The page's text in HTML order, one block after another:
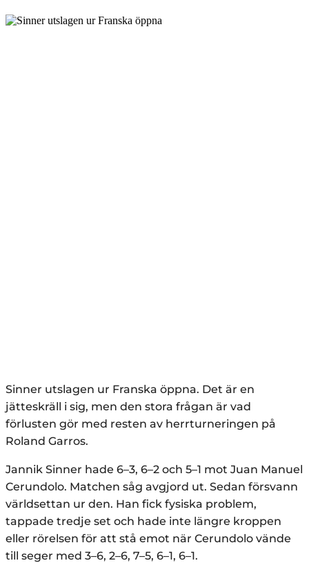
Sinner utslagen ur Franska öppna. Det är en
jätteskräll i sig, men den stora frågan är vad
förlusten gör med resten av herrturneringen på
Roland Garros.
Jannik Sinner hade 6–3, 6–2 och 5–1 mot Juan Manuel
Cerundolo. Matchen såg avgjord ut. Sedan försvann
världsettan ur den. Han fick fysiska problem,
tappade tredje set och hade inte längre kroppen
eller rörelsen för att stå emot när Cerundolo vände
till seger med 3–6, 2–6, 7–5, 6–1, 6–1.